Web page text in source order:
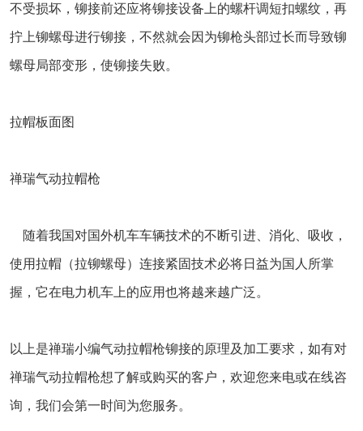
不受损坏，铆接前还应将铆接设备上的螺杆调短扣螺纹，再
拧上铆螺母进行铆接，不然就会因为铆枪头部过长而导致铆
螺母局部变形，使铆接失败。
拉帽板面图
禅瑞气动拉帽枪
随着我国对国外机车车辆技术的不断引进、消化、吸收，
使用拉帽（拉铆螺母）连接紧固技术必将日益为国人所掌
握，它在电力机车上的应用也将越来越广泛。
以上是禅瑞小编气动拉帽枪铆接的原理及加工要求，如有对
禅瑞气动拉帽枪想了解或购买的客户，欢迎您来电或在线咨
询，我们会第一时间为您服务。